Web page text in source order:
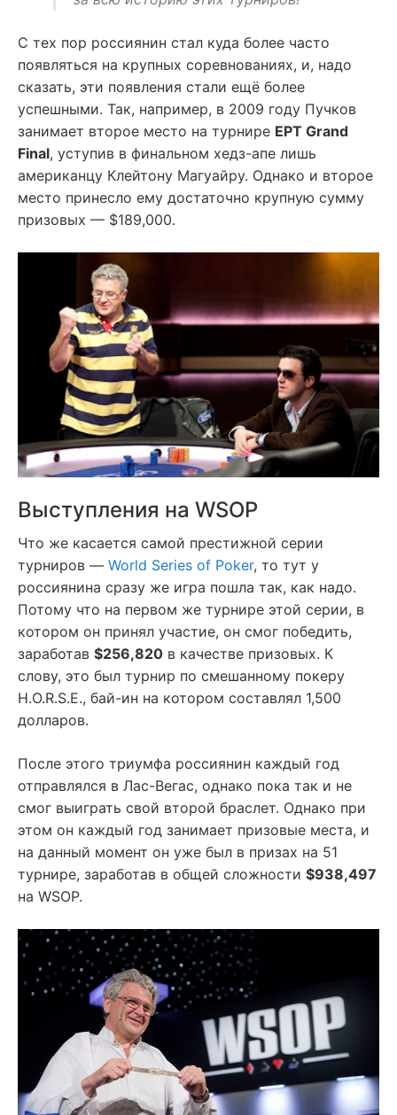
С тех пор россиянин стал куда более часто
появляться на крупных соревнованиях, и, надо
сказать, эти появления стали ещё более
успешными. Так, например, в 2009 году Пучков
занимает второе место на турнире EPT Grand
Final, уступив в финальном хедз-апе лишь
американцу Клейтону Магуайру. Однако и второе
место принесло ему достаточно крупную сумму
призовых — $189,000.
Выступления на WSOP
Что же касается самой престижной серии
турниров — World Series of Poker, то тут у
россиянина сразу же игра пошла так, как надо.
Потому что на первом же турнире этой серии, в
котором он принял участие, он смог победить,
заработав $256,820 в качестве призовых. К
слову, это был турнир по смешанному покеру
H.O.R.S.E., бай-ин на котором составлял 1,500
долларов.
После этого триумфа россиянин каждый год
отправлялся в Лас-Вегас, однако пока так и не
смог выиграть свой второй браслет. Однако при
этом он каждый год занимает призовые места, и
на данный момент он уже был в призах на 51
турнире, заработав в общей сложности $938,497
на WSOP.